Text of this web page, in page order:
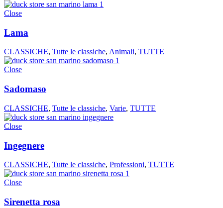
Close
Lama
CLASSICHE, Tutte le classiche, Animali, TUTTE
Close
Sadomaso
CLASSICHE, Tutte le classiche, Varie, TUTTE
Close
Ingegnere
CLASSICHE, Tutte le classiche, Professioni, TUTTE
Close
Sirenetta rosa